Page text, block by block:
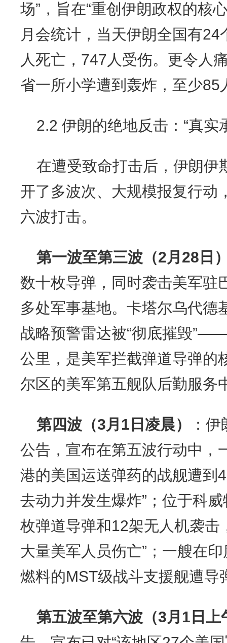
场”，旨在“重创伊朗政权的核
月会统计，当天伊朗全国有
人死亡，747人受伤。更令人
省一所小学遭到轰炸，至少
2.2 伊朗的绝地反击：“真实
在遭受致命打击后，伊朗伊
开了多波次、大规模报复行动
六波打击。
第一波至第三波（2月28日
数十枚导弹，同时袭击美军驻
多处军事基地。卡塔尔乌代德
战略预警雷达被“彻底摧毁
公里，是美军拦截弹道导弹的
尔区的美军第五舰队后勤服务
第四波（3月1日凌晨）
：
公告，宣布在第五波行动中，
港的美国运送弹药的战舰遭到
去动力并发生爆炸”；位于科
枚弹道导弹和12架无人机袭击
大量美军人员伤亡”；一艘在
燃料的MST级战斗支援舰遭导
第五波至第六波（3月1日上